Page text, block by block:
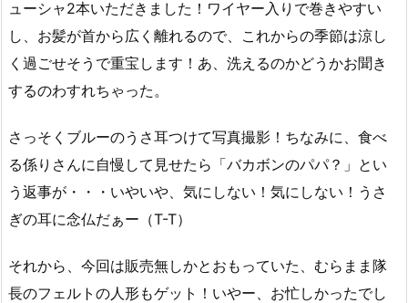
ューシャ2本いただきました！ワイヤー入りで巻きやすい
し、お髪が首から広く離れるので、これからの季節は涼し
く過ごせそうで重宝します！あ、洗えるのかどうかお聞き
するのわすれちゃった。
さっそくブルーのうさ耳つけて写真撮影！ちなみに、食べ
る係りさんに自慢して見せたら「バカボンのパパ？」とい
う返事が・・・いやいや、気にしない！気にしない！うさ
ぎの耳に念仏だぁー（T-T）
それから、今回は販売無しかとおもっていた、むらまま隊
長のフェルトの人形もゲット！いやー、お忙しかったでし